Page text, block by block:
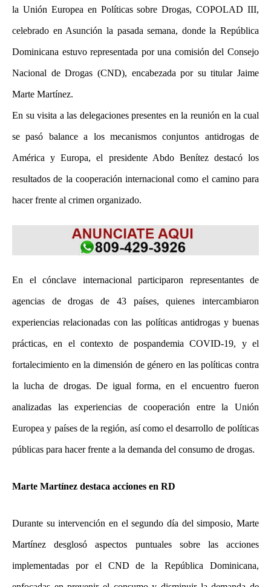
la Unión Europea en Políticas sobre Drogas, COPOLAD III,
celebrado en Asunción la pasada semana, donde la República
Dominicana estuvo representada por una comisión del Consejo
Nacional de Drogas (CND), encabezada por su titular Jaime
Marte Martínez.
En su visita a las delegaciones presentes en la reunión en la cual
se pasó balance a los mecanismos conjuntos antidrogas de
América y Europa, el presidente Abdo Benítez destacó los
resultados de la cooperación internacional como el camino para
hacer frente al crimen organizado.
En el cónclave internacional participaron representantes de
agencias de drogas de 43 países, quienes intercambiaron
experiencias relacionadas con las políticas antidrogas y buenas
prácticas, en el contexto de pospandemia COVID-19, y el
fortalecimiento en la dimensión de género en las políticas contra
la lucha de drogas. De igual forma, en el encuentro fueron
analizadas las experiencias de cooperación entre la Unión
Europea y países de la región, así como el desarrollo de políticas
públicas para hacer frente a la demanda del consumo de drogas.
Marte Martínez destaca acciones en RD
Durante su intervención en el segundo día del simposio, Marte
Martínez desglosó aspectos puntuales sobre las acciones
implementadas por el CND de la República Dominicana,